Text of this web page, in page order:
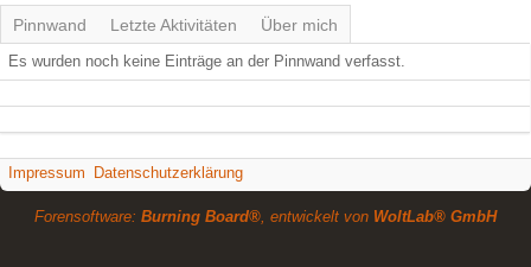
Pinnwand Letzte Aktivitäten Über mich
Es wurden noch keine Einträge an der Pinnwand verfasst.
Impressum Datenschutzerklärung
Forensoftware: Burning Board®, entwickelt von WoltLab® GmbH